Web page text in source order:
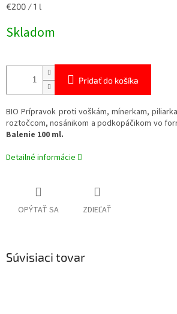
Jednotková
€200 / 1 l
Skladom
Pridať do košíka
BIO Prípravok proti voškám, mínerkam,
roztočcom, nosánikom a podkopáčikom vo
Balenie 100 ml.
Detailné informácie
OPÝTAŤ SA ZDIEĽAŤ
Súvisiaci tovar